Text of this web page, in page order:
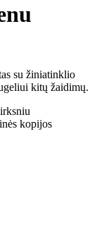
su žiniatinklio
kitų žaidimų.
kopijos